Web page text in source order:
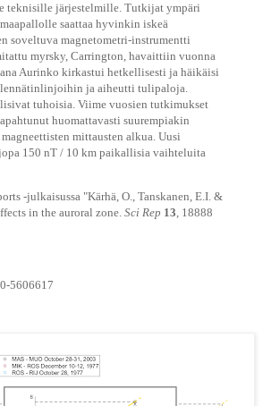
teknisille järjestelmille. Tutkijat ympäri
saattaa hyvinkin iskeä
soveltuva magnetometri-instrumentti
myrsky, Carrington, havaittiin vuonna
Aurinko kirkastui hetkellisesti ja häikäisi
ja aiheutti tulipaloja.
tuhoisia. Viime vuosien tutkimukset
huomattavasti suurempiakin
mittausten alkua. Uusi
150 nT / 10 km paikallisia vaihteluita
-julkaisussa "Kärhä, O., Tanskanen, E.I. &
in the auroral zone. Sci Rep 13, 18888
5606617